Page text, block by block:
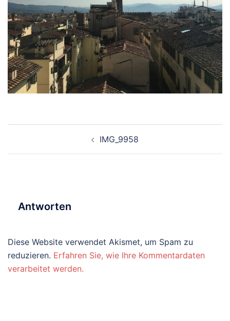
IMG_9958
Antworten
Diese Website verwendet Akismet, um Spam zu
reduzieren. Erfahren Sie, wie Ihre Kommentardaten
verarbeitet werden.